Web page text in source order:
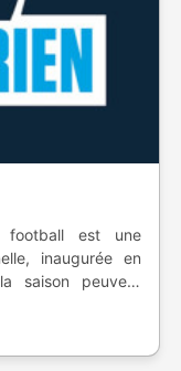
football est une
inaugurée en
saison peuvent
le plus primé